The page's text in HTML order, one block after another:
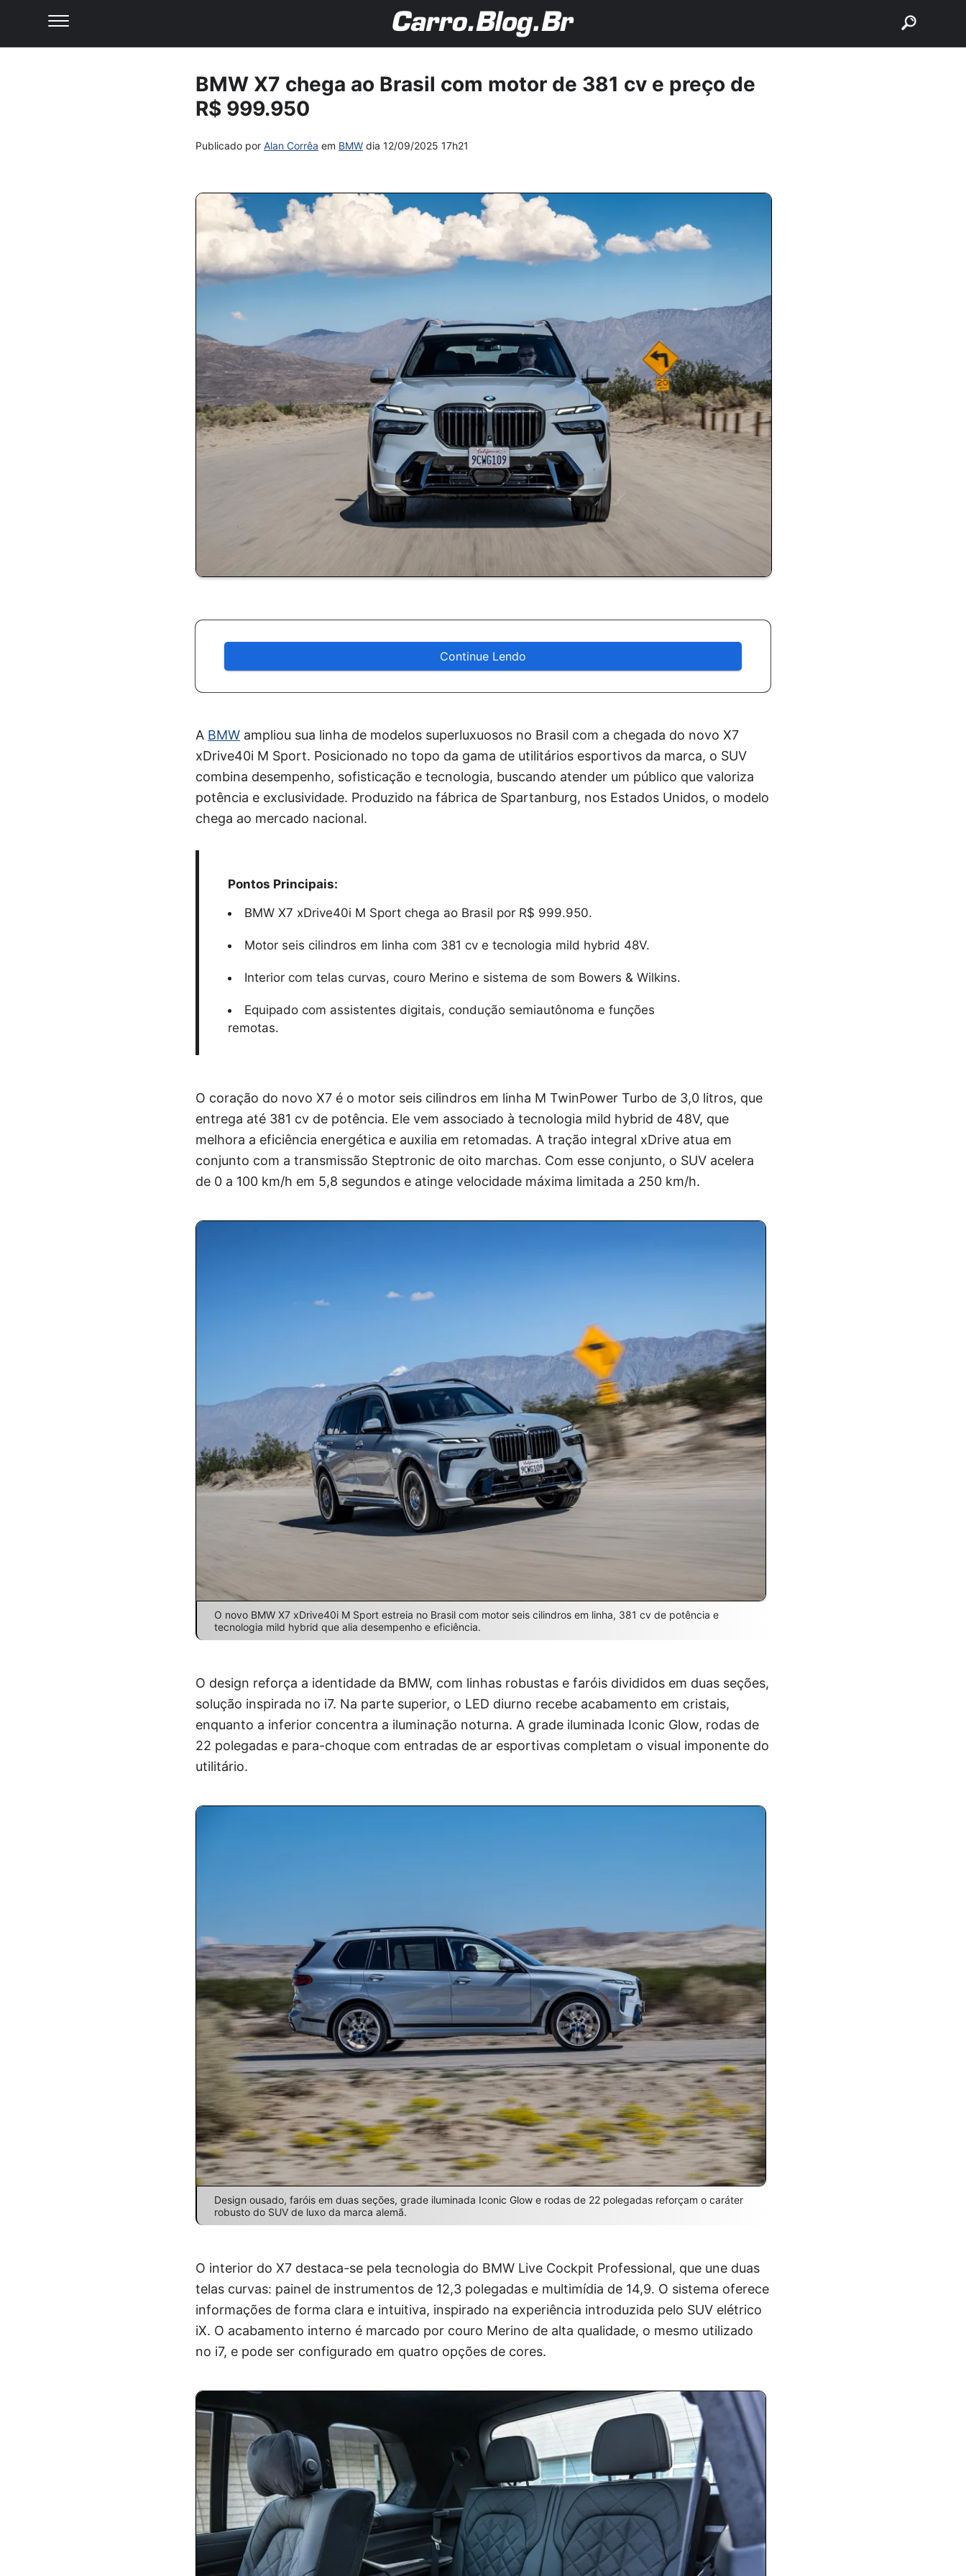
BMW X7 chega ao Brasil com motor de 381 cv e preço de
R$ 999.950
Publicado por Alan Corrêa em BMW dia 12/09/2025 17h21
Continue Lendo
A BMW ampliou sua linha de modelos superluxuosos no Brasil com a chegada do novo X7
xDrive40i M Sport. Posicionado no topo da gama de utilitários esportivos da marca, o SUV
combina desempenho, sofisticação e tecnologia, buscando atender um público que valoriza
potência e exclusividade. Produzido na fábrica de Spartanburg, nos Estados Unidos, o modelo
chega ao mercado nacional.
Pontos Principais:
BMW X7 xDrive40i M Sport chega ao Brasil por R$ 999.950.
Motor seis cilindros em linha com 381 cv e tecnologia mild hybrid 48V.
Interior com telas curvas, couro Merino e sistema de som Bowers & Wilkins.
Equipado com assistentes digitais, condução semiautônoma e funções
remotas.
O coração do novo X7 é o motor seis cilindros em linha M TwinPower Turbo de 3,0 litros, que
entrega até 381 cv de potência. Ele vem associado à tecnologia mild hybrid de 48V, que
melhora a eficiência energética e auxilia em retomadas. A tração integral xDrive atua em
conjunto com a transmissão Steptronic de oito marchas. Com esse conjunto, o SUV acelera
de 0 a 100 km/h em 5,8 segundos e atinge velocidade máxima limitada a 250 km/h.
O novo BMW X7 xDrive40i M Sport estreia no Brasil com motor seis cilindros em linha, 381 cv de potência e
tecnologia mild hybrid que alia desempenho e eficiência.
O design reforça a identidade da BMW, com linhas robustas e faróis divididos em duas seções,
solução inspirada no i7. Na parte superior, o LED diurno recebe acabamento em cristais,
enquanto a inferior concentra a iluminação noturna. A grade iluminada Iconic Glow, rodas de
22 polegadas e para-choque com entradas de ar esportivas completam o visual imponente do
utilitário.
Design ousado, faróis em duas seções, grade iluminada Iconic Glow e rodas de 22 polegadas reforçam o caráter
robusto do SUV de luxo da marca alemã.
O interior do X7 destaca-se pela tecnologia do BMW Live Cockpit Professional, que une duas
telas curvas: painel de instrumentos de 12,3 polegadas e multimídia de 14,9. O sistema oferece
informações de forma clara e intuitiva, inspirado na experiência introduzida pelo SUV elétrico
iX. O acabamento interno é marcado por couro Merino de alta qualidade, o mesmo utilizado
no i7, e pode ser configurado em quatro opções de cores.